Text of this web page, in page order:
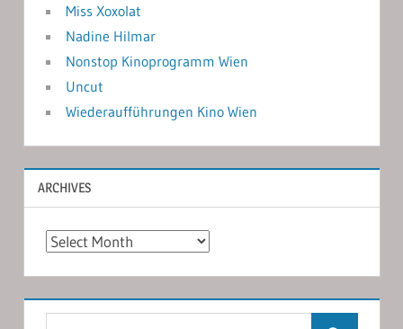
Miss Xoxolat
Nadine Hilmar
Nonstop Kinoprogramm Wien
Uncut
Wiederaufführungen Kino Wien
ARCHIVES
Archives